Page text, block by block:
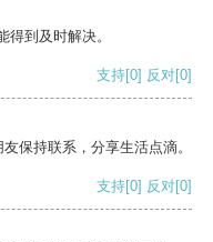
到及时解决。
支持[0] 反对[0]
保持联系，分享生活点滴。
支持[0] 反对[0]